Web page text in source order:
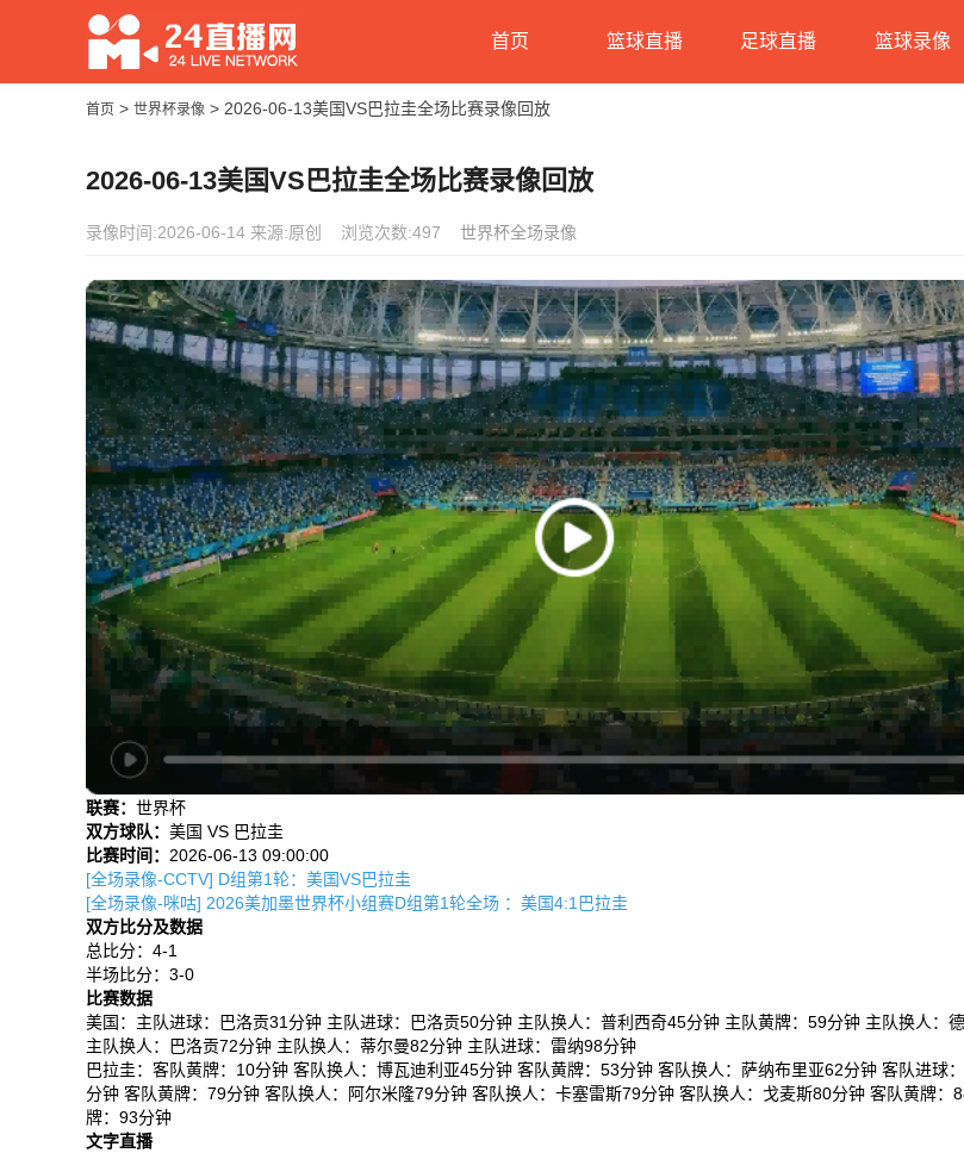
首页 篮球直播 足球直播 篮球录像
首页 > 世界杯录像 > 2026-06-13美国VS巴拉圭全场比赛录像回放
2026-06-13美国VS巴拉圭全场比赛录像回放
录像时间:2026-06-14 来源:原创 浏览次数:497 世界杯全场录像
联赛： 世界杯
双方球队： 美国 VS 巴拉圭
比赛时间： 2026-06-13 09:00:00
[全场录像-CCTV] D组第1轮：美国VS巴拉圭
[全场录像-咪咕] 2026美加墨世界杯小组赛D组第1轮全场 ：美国4:1巴拉圭
双方比分及数据
总比分：4-1
半场比分：3-0
比赛数据
美国：主队进球：巴洛贡31分钟 主队进球：巴洛贡50分钟 主队换人：普利西奇45分钟 主队黄牌：59分钟 主队换人：
主队换人：巴洛贡72分钟 主队换人：蒂尔曼82分钟 主队进球：雷纳98分钟
巴拉圭：客队黄牌：10分钟 客队换人：博瓦迪利亚45分钟 客队黄牌：53分钟 客队换人：萨纳布里亚62分钟 客队进球
分钟 客队黄牌：79分钟 客队换人：阿尔米隆79分钟 客队换人：卡塞雷斯79分钟 客队换人：戈麦斯80分钟 客队黄牌：
牌：93分钟
文字直播